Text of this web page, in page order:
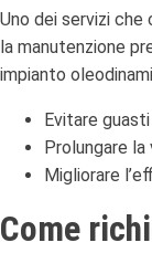
Uno dei servizi
la manutenzione
impianto
Evitare
Prolungare
Migliorare
Come